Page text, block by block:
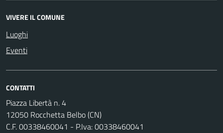
VIVERE IL COMUNE
Luoghi
Eventi
CONTATTI
Piazza Libertà n. 4
12050 Rocchetta Belbo (CN)
C.F. 00338460041 - P.Iva: 00338460041